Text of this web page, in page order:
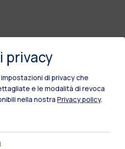
privacy
di privacy che
e le modalità di revoca
nella nostra Privacy policy.